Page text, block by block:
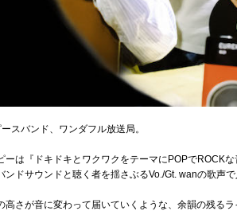
スバンド、ワンダフル放送局。
ーは『ドキドキとワクワクをテーマにPOPでROCKな
ンドサウンドと聴く者を揺さぶるVo./Gt. wanの歌声で
高さが音に変わって届いていくような、余韻の残るラ